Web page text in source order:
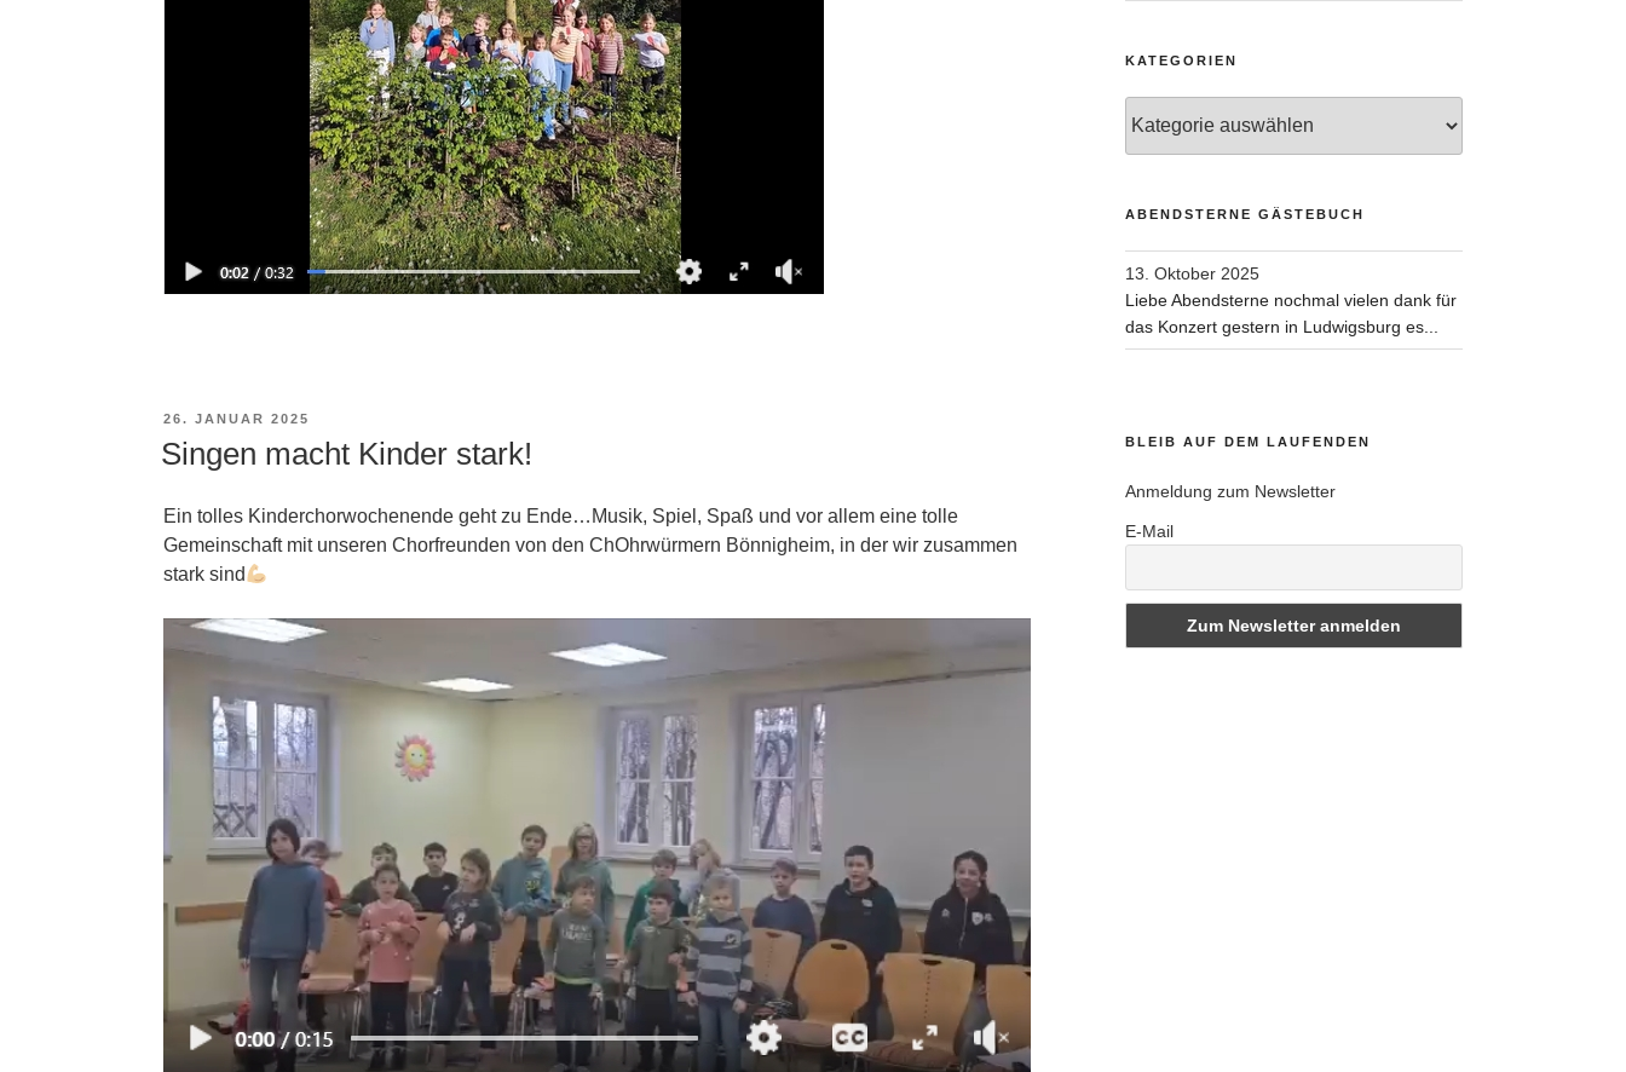
VERÖFFENTLICHT
26. JANUAR 2025
Singen macht Kinder stark!
Ein tolles Kinderchorwochenende geht zu Ende…Musik, Spiel, Spaß und vor allem eine tolle
Gemeinschaft mit unseren Chorfreunden von den ChOhrwürmern Bönnigheim, in der wir zusammen
stark sind
KATEGORIEN
ABENDSTERNE GÄSTEBUCH
13. Oktober 2025
Liebe Abendsterne nochmal vielen dank für
das Konzert gestern in Ludwigsburg es...
BLEIB AUF DEM LAUFENDEN
Anmeldung zum Newsletter
E-Mail